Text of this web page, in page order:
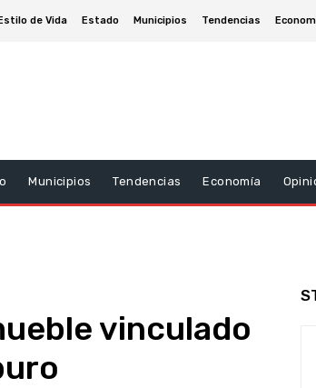
de Vida Estado Municipios Tendencias
Municipios Tendencias Economía
vinculado